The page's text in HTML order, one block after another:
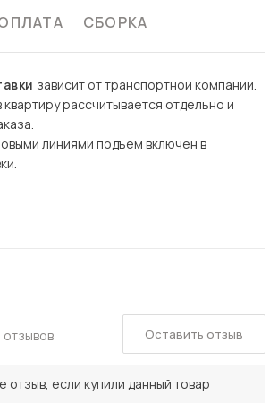
СБОРКА
зависит от транспортной компании.
рассчитывается отдельно и
линиями подъем включен в
отзывов
отзыв, если купили данный товар
Оставить отзыв